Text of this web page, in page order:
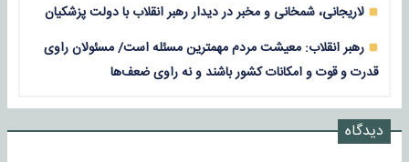
لاریجانی، شمخانی و مخبر در دیدار رهبر انقلاب با دولت پزشکیان
رهبر انقلاب: معیشت مردم مهمترین مسئله است/ مسئولان راوی
قدرت و قوت و امکانات کشور باشند و نه راوی ضعف‌ها
دیدگاه